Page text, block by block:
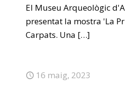
El Museu Arqueològic
presentat la mostra 'La
Carpats. Una […]
16 maig, 2023